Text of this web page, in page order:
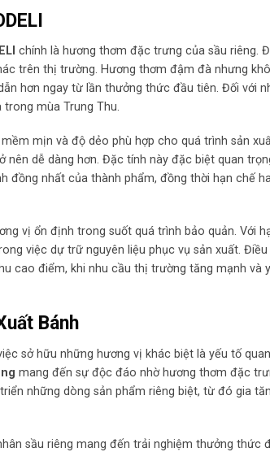
chính là hương thơm đặc trưng của sầu riêng.
trên thị trường. Hương thơm đậm đà nhưng
hơn ngay từ lần thưởng thức đầu tiên. Đối với
mùa Trung Thu.
mịn và độ dẻo phù hợp cho quá trình sản
dễ dàng hơn. Đặc tính này đặc biệt quan
nhất của thành phẩm, đồng thời hạn chế
vị ổn định trong suốt quá trình bảo quản. Với
việc dự trữ nguyên liệu phục vụ sản xuất.
cao điểm, khi nhu cầu thị trường tăng mạnh và
Bánh
sở hữu những hương vị khác biệt là yếu tố
mang đến sự độc đáo nhờ hương thơm đặc
những dòng sản phẩm riêng biệt, từ đó gia
sầu riêng mang đến trải nghiệm thưởng thức